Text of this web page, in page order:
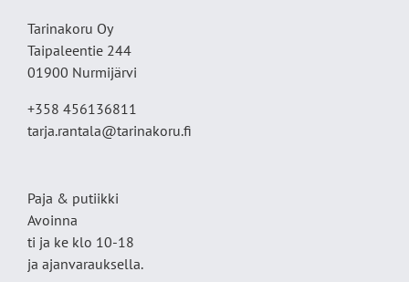
Tarinakoru Oy
Taipaleentie 244
01900 Nurmijärvi
+358 456136811
tarja.rantala@tarinakoru.fi
Paja & putiikki
Avoinna
ti ja ke klo 10-18
ja ajanvarauksella.